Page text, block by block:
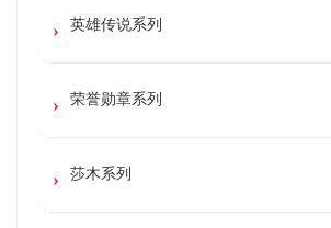
英雄传说系列
荣誉勋章系列
莎木系列